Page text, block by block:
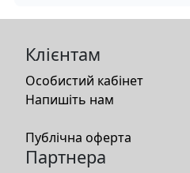
Клієнтам
Особистий кабінет
Напишіть нам
Публічна оферта
Партнера